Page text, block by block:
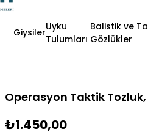
Giysiler
Uyku
Tulumları
Balistik ve
Gözlükler
Operasyon Taktik
₺1.450,00